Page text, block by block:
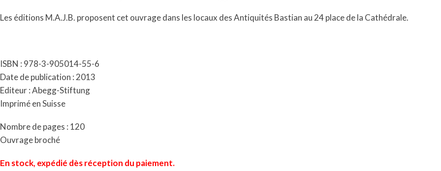
Les éditions M.A.J.B. proposent cet ouvrage dans les locaux des Antiquités Bastian au 24 place de la Cathédrale.
ISBN : 978-3-905014-55-6
Date de publication : 2013
Editeur : Abegg-Stiftung
Imprimé en Suisse
Nombre de pages : 120
Ouvrage broché
En stock, expédié dèsréception du paiement.